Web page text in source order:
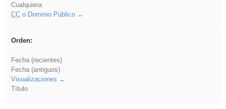
Cualquiera
CCo Dominio Público
Orden:
Fecha (recientes)
Fecha (antiguos)
Visualizaciones
Título